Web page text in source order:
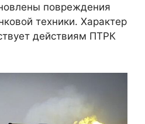
повреждения
техники. Характер
действиям ПТРК